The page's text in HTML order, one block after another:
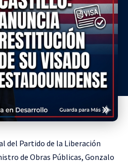
del Partido de la Liberación
de Obras Públicas, Gonzalo